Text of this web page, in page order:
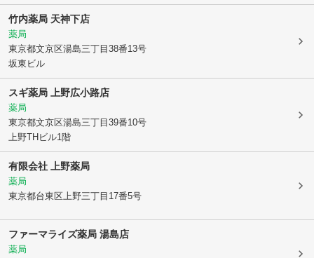
竹内薬局 天神下店
薬局
東京都文京区湯島三丁目38番13号
坂東ビル
スギ薬局 上野広小路店
薬局
東京都文京区湯島三丁目39番10号
上野THビル1階
有限会社 上野薬局
薬局
東京都台東区上野三丁目17番5号
ファーマライズ薬局 湯島店
薬局